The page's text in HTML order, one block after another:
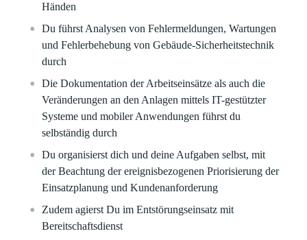
Händen
Du führst Analysen von Fehlermeldungen, Wartungen
und Fehlerbehebung von Gebäude-Sicherheitstechnik
durch
Die Dokumentation der Arbeitseinsätze als auch die
Veränderungen an den Anlagen mittels IT-gestützter
Systeme und mobiler Anwendungen führst du
selbständig durch
Du organisierst dich und deine Aufgaben selbst, mit
der Beachtung der ereignisbezogenen Priorisierung der
Einsatzplanung und Kundenanforderung
Zudem agierst Du im Entstörungseinsatz mit
Bereitschaftsdienst